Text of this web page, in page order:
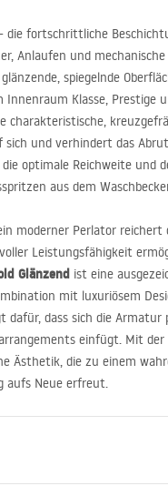
die fortschrittliche
Anlaufen und mechanische
spiegelnde
Klasse, Prestige
charakteristische,
und verhindert das
die optimale Reichweite und
aus dem
moderner Perlator
Leistungsfähigkeit
Glänzend ist eine
mit luxuriösem
dass sich die Armatur
einfügt. Mit
Ästhetik, die zu einem
aufs Neue erfreut.